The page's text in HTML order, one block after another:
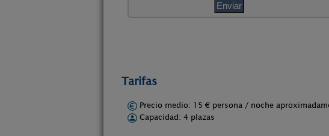
Tarifas
Precio medio: 15 € persona / noche
Capacidad: 4 plazas